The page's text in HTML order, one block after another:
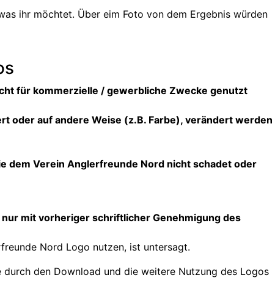
ihr möchtet. Über eim Foto von dem Ergebnis würden
für kommerzielle / gewerbliche Zwecke genutzt
oder auf andere Weise (z.B. Farbe), verändert werden
dem Verein Anglerfreunde Nord nicht schadet oder
mit vorheriger schriftlicher Genehmigung des
Nord Logo nutzen, ist untersagt.
den Download und die weitere Nutzung des Logos